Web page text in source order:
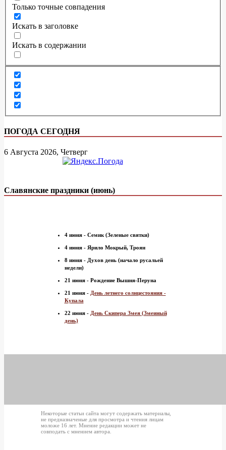
Только точные совпадения
Искать в заголовке
Искать в содержании
ПОГОДА СЕГОДНЯ
6 Августа 2026, Четверг
Славянские праздники (июнь)
4 июня - Семик (Зеленые святки)
4 июня - Ярило Мокрый, Троян
8 июня - Духов день (начало русальей
недели)
21 июня - Рождение Вышня-Перуна
21 июня - День летнего солнцестояния -
Купала
22 июня - День Скипера Змея (Змеиный
день)
Некоторые статьи сайта могут содержать материалы,
не предназначеные для просмотра и чтения лицам
моложе 16 лет. Мнение редакции может не
совподать с мнением автора.